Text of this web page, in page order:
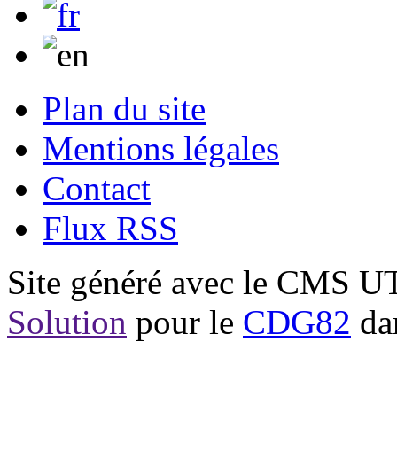
Plan du site
Mentions légales
Contact
Flux RSS
Site généré avec le CMS
Solution pour le CDG82